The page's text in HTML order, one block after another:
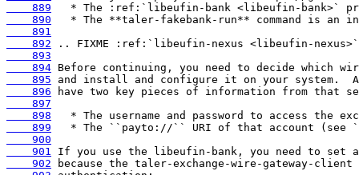
    889
    890
    891
    892
    893
    894
    895
    896
    897
    898
    899
    900
    901
    902